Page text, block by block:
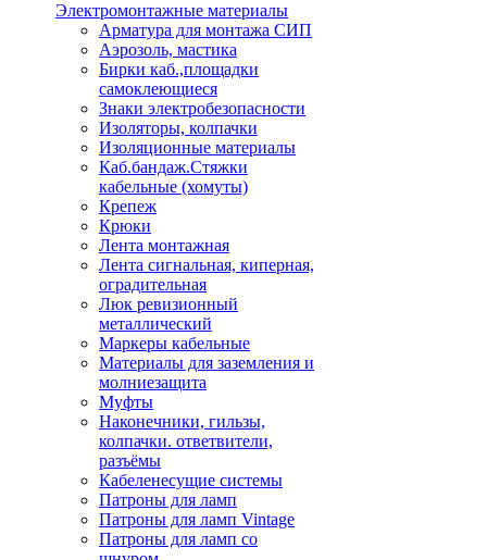
Электромонтажные материалы
Арматура для монтажа СИП
Аэрозоль, мастика
Бирки каб.,площадки
самоклеющиеся
Знаки электробезопасности
Изоляторы, колпачки
Изоляционные материалы
Каб.бандаж.Стяжки
кабельные (хомуты)
Крепеж
Крюки
Лента монтажная
Лента сигнальная, киперная,
оградительная
Люк ревизионный
металлический
Маркеры кабельные
Материалы для заземления и
молниезащита
Муфты
Наконечники, гильзы,
колпачки. ответвители,
разъёмы
Кабеленесущие системы
Патроны для ламп
Патроны для ламп Vintage
Патроны для ламп со